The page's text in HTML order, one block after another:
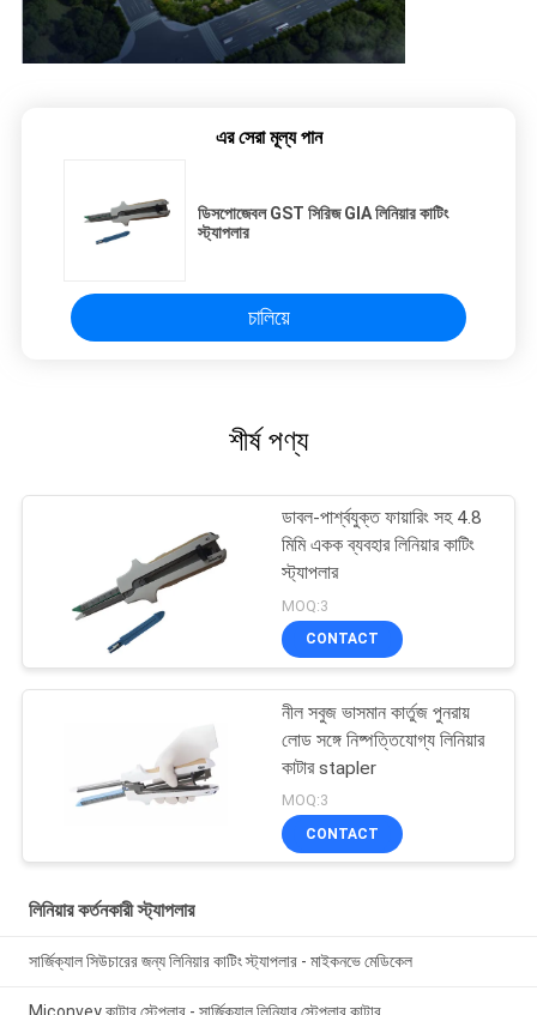
এর সেরা মূল্য পান
ডিসপোজেবল GST সিরিজ GIA লিনিয়ার কাটিং
স্ট্যাপলার
চালিয়ে
শীর্ষ পণ্য
ডাবল-পার্শ্বযুক্ত ফায়ারিং সহ 4.8
মিমি একক ব্যবহার লিনিয়ার কাটিং
স্ট্যাপলার
MOQ:3
CONTACT
নীল সবুজ ভাসমান কার্তুজ পুনরায়
লোড সঙ্গে নিষ্পত্তিযোগ্য লিনিয়ার
কাটার stapler
MOQ:3
CONTACT
লিনিয়ার কর্তনকারী স্ট্যাপলার
সার্জিক্যাল সিউচারের জন্য লিনিয়ার কাটিং স্ট্যাপলার - মাইকনভে মেডিকেল